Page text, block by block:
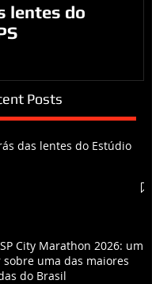
lentes do
Posts
das lentes do Estúdio
City Marathon 2026: um
sobre uma das maiores
do Brasil